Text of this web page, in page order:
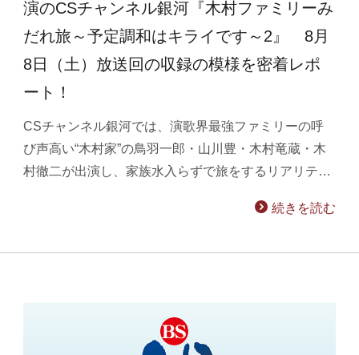
演のCSチャンネル銀河『木村ファミリーみ
だれ旅～予定調和はキライです～2』 8月
8日（土）放送回の収録の模様を密着レポ
ート！
CSチャンネル銀河では、演歌界最強ファミリーの呼
び声高い“木村家”の鳥羽一郎・山川豊・木村竜蔵・木
村徹二が出演し、家族水入らずで旅をするリアリテ…
続きを読む